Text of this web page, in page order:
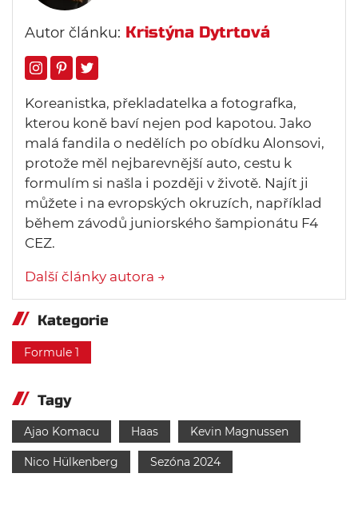
Autor článku: Kristýna Dytrtová
Koreanistka, překladatelka a fotografka,
kterou koně baví nejen pod kapotou. Jako
malá fandila o nedělích po obídku Alonsovi,
protože měl nejbarevnější auto, cestu k
formulím si našla i později v životě. Najít ji
můžete i na evropských okruzích, například
během závodů juniorského šampionátu F4
CEZ.
Další články autora →
Kategorie
Formule 1
Tagy
Ajao Komacu Haas Kevin Magnussen
Nico Hülkenberg Sezóna 2024